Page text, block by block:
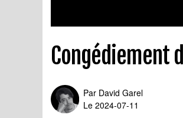
Congédiement
Par David Garel
Le 2024-07-11